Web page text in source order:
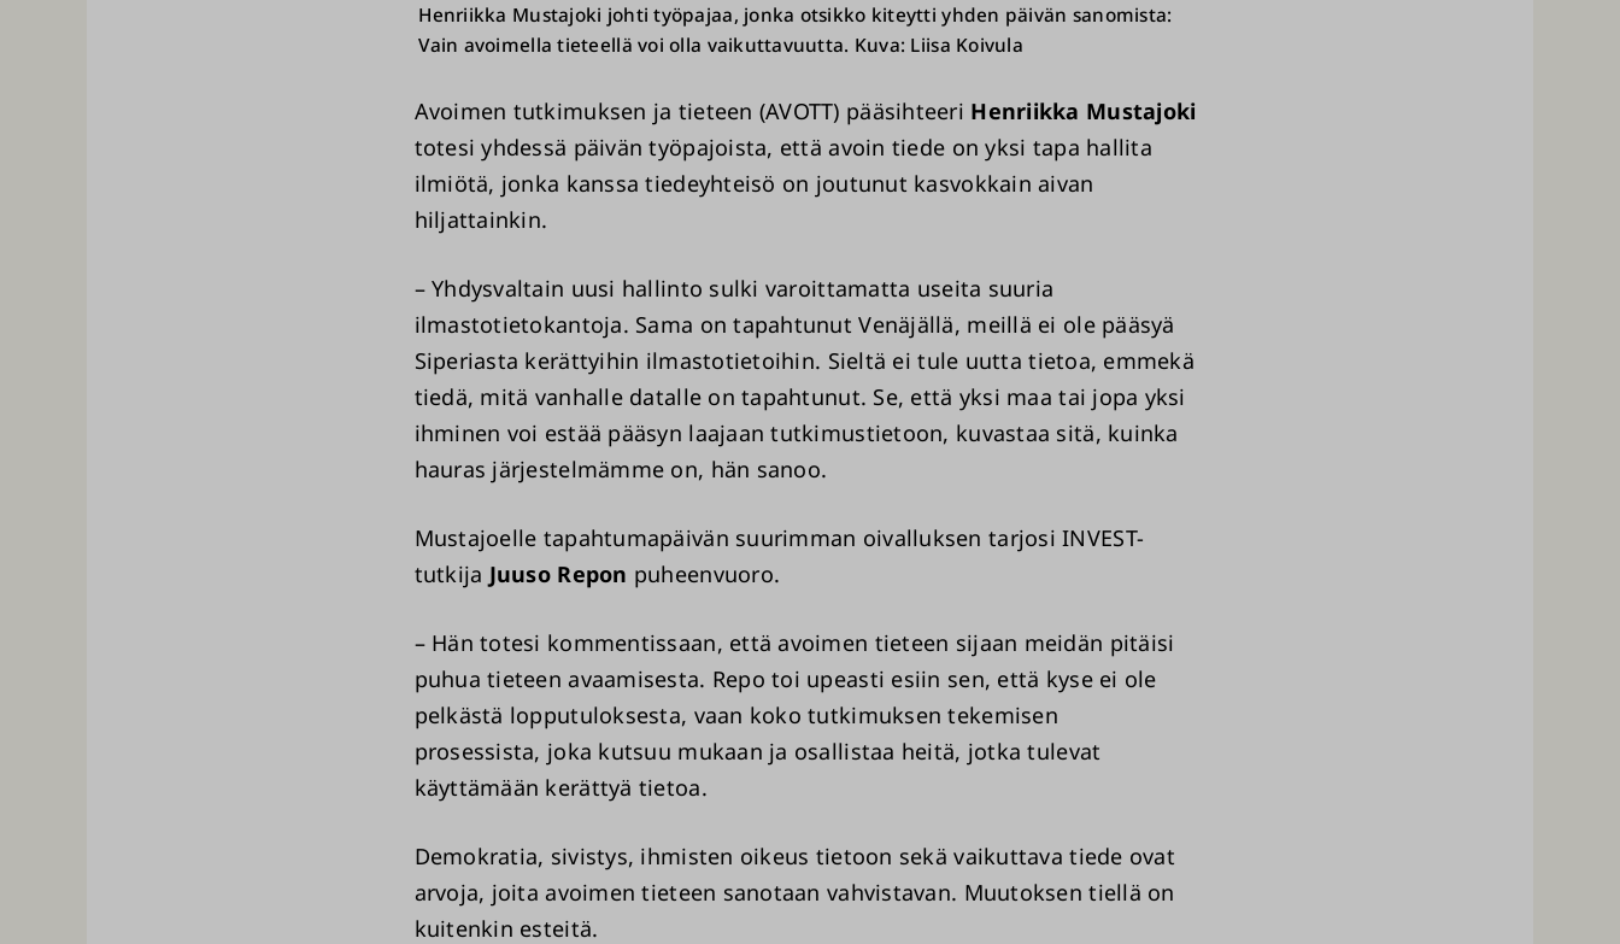
Henriikka Mustajoki johti työpajaa, jonka otsikko kiteytti yhden päivän sanomista:
Vain avoimella tieteellä voi olla vaikuttavuutta. Kuva: Liisa Koivula
Avoimen tutkimuksen ja tieteen (AVOTT) pääsihteeri Henriikka Mustajoki
totesi yhdessä päivän työpajoista, että avoin tiede on yksi tapa hallita
ilmiötä, jonka kanssa tiedeyhteisö on joutunut kasvokkain aivan
hiljattainkin.
– Yhdysvaltain uusi hallinto sulki varoittamatta useita suuria
ilmastotietokantoja. Sama on tapahtunut Venäjällä, meillä ei ole pääsyä
Siperiasta kerättyihin ilmastotietoihin. Sieltä ei tule uutta tietoa, emmekä
tiedä, mitä vanhalle datalle on tapahtunut. Se, että yksi maa tai jopa yksi
ihminen voi estää pääsyn laajaan tutkimustietoon, kuvastaa sitä, kuinka
hauras järjestelmämme on, hän sanoo.
Mustajoelle tapahtumapäivän suurimman oivalluksen tarjosi INVEST-
tutkija Juuso Repon puheenvuoro.
– Hän totesi kommentissaan, että avoimen tieteen sijaan meidän pitäisi
puhua tieteen avaamisesta. Repo toi upeasti esiin sen, että kyse ei ole
pelkästä lopputuloksesta, vaan koko tutkimuksen tekemisen
prosessista, joka kutsuu mukaan ja osallistaa heitä, jotka tulevat
käyttämään kerättyä tietoa.
Demokratia, sivistys, ihmisten oikeus tietoon sekä vaikuttava tiede ovat
arvoja, joita avoimen tieteen sanotaan vahvistavan. Muutoksen tiellä on
kuitenkin esteitä.